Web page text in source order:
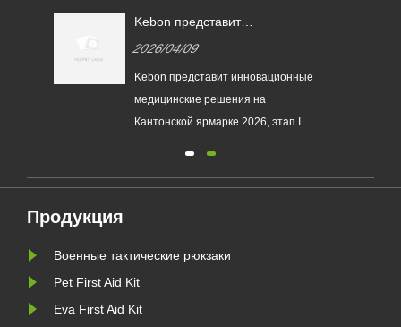
Kebon представит
решения на Кантонской
ярмарке 2026, этап III –
2026/04/09
Kebon представит инновационные
медицинские решения на
Кантонской ярмарке 2026, этап III
Kebon, ведущий поставщик
передовых медицинских устройств
/ реабилитационного
Продукция
Военные тактические рюкзаки
Pet First Aid Kit
Eva First Aid Kit